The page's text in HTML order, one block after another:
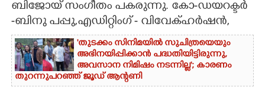
ബിജോയ് സംഗീതം പകരുന്നു. കോ-ഡയറക്ടർ
-ബിനു പപ്പു,എഡിറ്റിംഗ് - വിവേക്ഹർഷൻ,
'തുടക്കം സിനിമയിൽ സുചിത്രയെയും
അഭിനയിപ്പിക്കാൻ പദ്ധതിയിട്ടിരുന്നു,​
അവസാന നിമിഷം നടന്നില്ല'; കാരണം
തുറന്നുപറഞ്ഞ് ജൂഡ് ആന്റണി